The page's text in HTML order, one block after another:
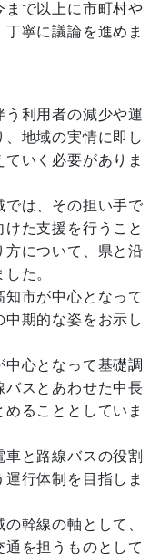
で以上に市町村や
寧に議論を進めま
利用者の減少や運
地域の実情に即し
いく必要がありま
は、その担い手で
た支援を行うこと
方について、県と沿
た。
市が中心となって
期的な姿をお示し
心となって基礎調
スとあわせた中長
ることとしていま
と路線バスの役割
行体制を目指しま
幹線の軸として、
を担うものとして